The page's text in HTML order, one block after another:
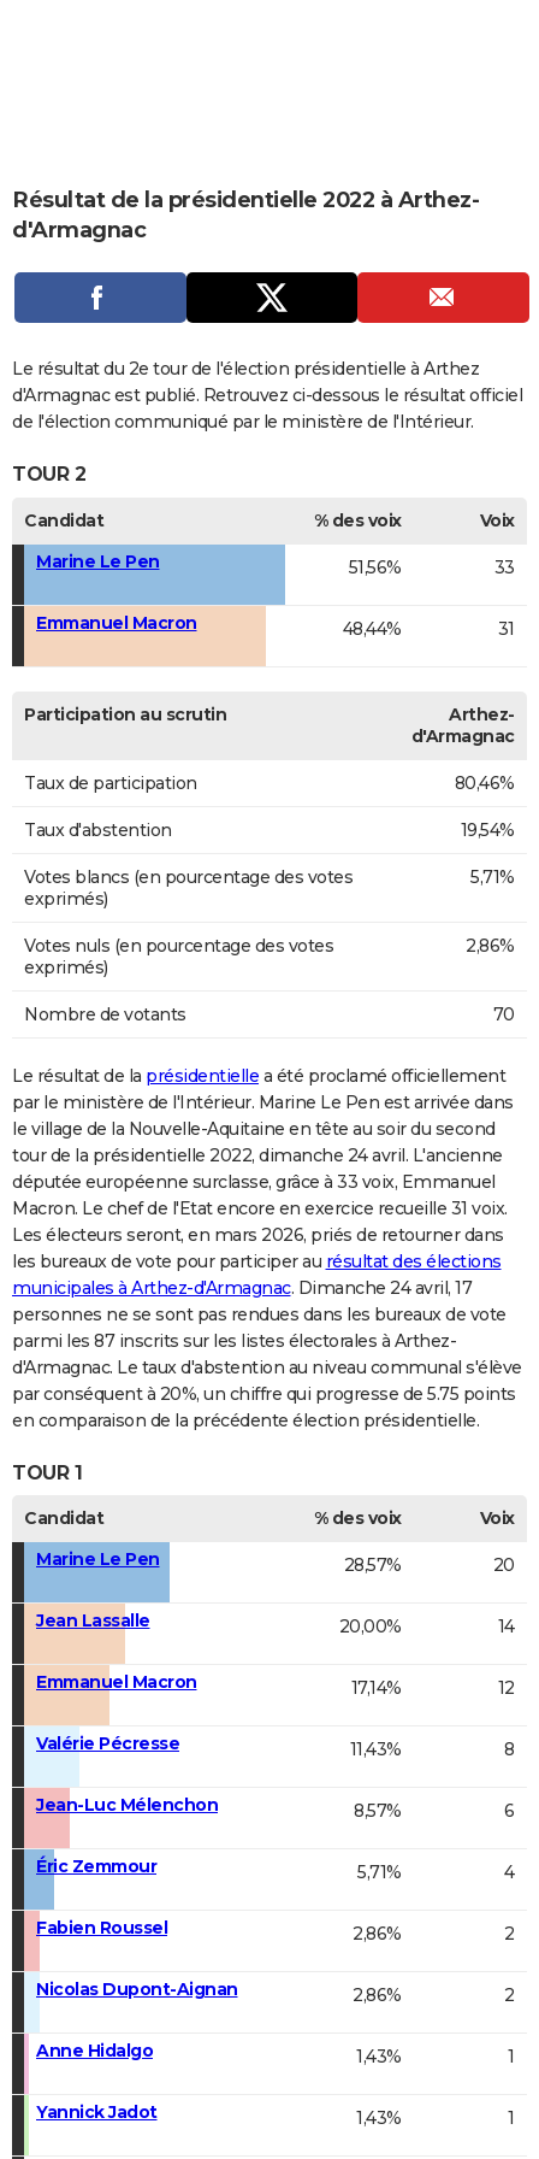
Carte de Noël
Carte Bonne année
Carte Saint-Valentin
Carte Pâques
Carte d'anniversaire
DICTIONNAIRE
PROGRAMME TV
COPAINS D'AVANT
S'inscrire
Se connecter
Lycées
Collèges
Primaires
Universités
Entreprises
Service militaire
Avis de recherche
AVIS DE DÉCÈS
FORUM
Bricolage
Lifestyle
Culture
Sport
Auto
Television
Voyage
Cinema
Résultat de la présidentielle 2022 à Arthez-
d'Armagnac
Le résultat du 2e tour de l'élection présidentielle à Arthez
d'Armagnac est publié. Retrouvez ci-dessous le résultat officiel
de l'élection communiqué par le ministère de l'Intérieur.
TOUR 2
Candidat % des voix
Voix
Marine Le Pen
51,56% 33
Emmanuel Macron 48,44% 31
Participation au scrutin
Arthez-
d'Armagnac
Taux de participation 80,46%
Taux d'abstention 19,54%
Votes blancs (en pourcentage des votes
exprimés)
5,71%
Votes nuls (en pourcentage des votes
exprimés)
2,86%
Nombre de votants 70
Le résultat de la présidentielle a été proclamé officiellement
par le ministère de l'Intérieur. Marine Le Pen est arrivée dans
le village de la Nouvelle-Aquitaine en tête au soir du second
tour de la présidentielle 2022, dimanche 24 avril. L'ancienne
députée européenne surclasse, grâce à 33 voix, Emmanuel
Macron. Le chef de l'Etat encore en exercice recueille 31 voix.
Les électeurs seront, en mars 2026, priés de retourner dans
les bureaux de vote pour participer au résultat des élections
municipales à Arthez-d'Armagnac. Dimanche 24 avril, 17
personnes ne se sont pas rendues dans les bureaux de vote
parmi les 87 inscrits sur les listes électorales à Arthez-
d'Armagnac. Le taux d'abstention au niveau communal s'élève
par conséquent à 20%, un chiffre qui progresse de 5.75 points
en comparaison de la précédente élection présidentielle.
TOUR 1
Candidat % des voix
Voix
Marine Le Pen
28,57% 20
Jean Lassalle 20,00% 14
Emmanuel Macron 17,14% 12
Valérie Pécresse 11,43% 8
Jean-Luc Mélenchon 8,57% 6
Éric Zemmour 5,71% 4
Fabien Roussel 2,86% 2
Nicolas Dupont-Aignan 2,86% 2
Anne Hidalgo 1,43% 1
Yannick Jadot 1,43% 1